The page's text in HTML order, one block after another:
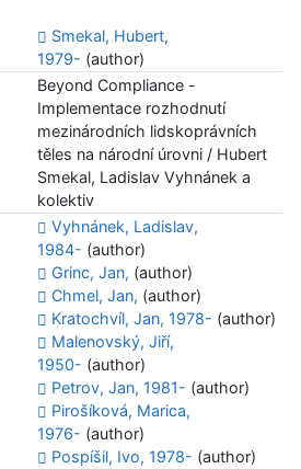
Smekal, Hubert,
1979- (author)
Beyond Compliance -
Implementace rozhodnutí
mezinárodních lidskoprávních
těles na národní úrovni / Hubert
Smekal, Ladislav Vyhnánek a
kolektiv
Vyhnánek, Ladislav,
1984- (author)
Grinc, Jan, (author)
Chmel, Jan, (author)
Kratochvíl, Jan, 1978- (author)
Malenovský, Jiří,
1950- (author)
Petrov, Jan, 1981- (author)
Pirošíková, Marica,
1976- (author)
Pospíšil, Ivo, 1978- (author)